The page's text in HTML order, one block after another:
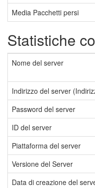
Media Pacchetti persi
Statistiche
Nome del server
Indirizzo del server
Password del server
ID del server
Piattaforma del server
Versione del Server
Data di creazione del